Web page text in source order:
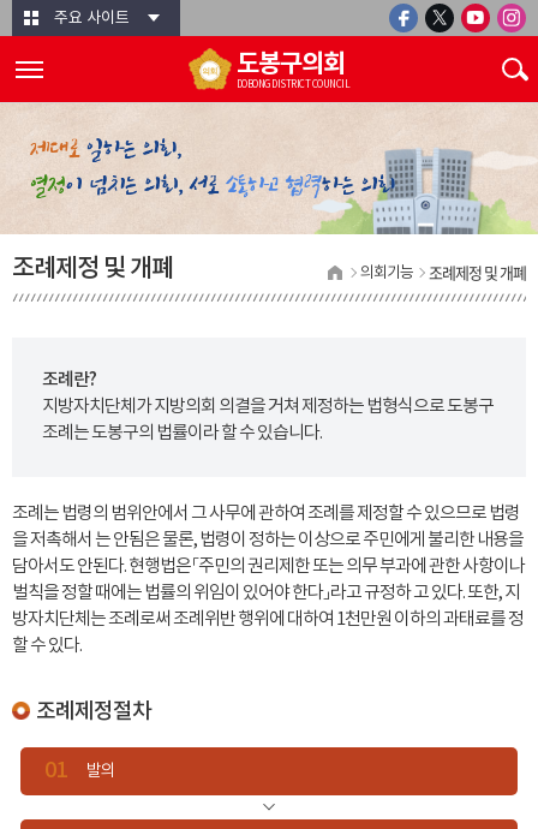
본문바로가기주요 사이트
도봉구의회
DOBONG DISTRICT COUNCIL
조례제정 및 개폐 의회기능 조례제정 및 개폐
조례란?
지방자치단체가 지방의회 의결을 거쳐 제정하는 법형식으로 도봉구
조례는 도봉구의 법률이라 할 수 있습니다.
조례는 법령의 범위안에서 그 사무에 관하여 조례를 제정할 수 있으므로 법령
을 저촉해서 는 안됨은 물론, 법령이 정하는 이상으로 주민에게 불리한 내용을
담아서도 안된다. 현행법은 「주민의 권리제한 또는 의무 부과에 관한 사항이나
벌칙을 정할 때에는 법률의 위임이 있어야 한다」 라고 규정하 고 있다. 또한, 지
방자치단체는 조례로써 조례위반 행위에 대하여 1천만원 이하의 과태료를 정
할 수 있다.
조례제정절차
01 발의